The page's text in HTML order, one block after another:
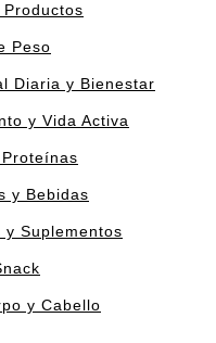
Peso
Diaria y Bienestar
y Vida Activa
y Bebidas
y Suplementos
y Cabello